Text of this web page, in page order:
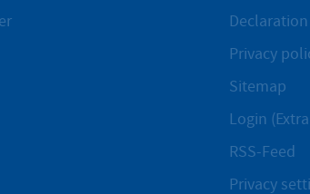
Privacy
Sitemap
Login
RSS-Feed
Privacy